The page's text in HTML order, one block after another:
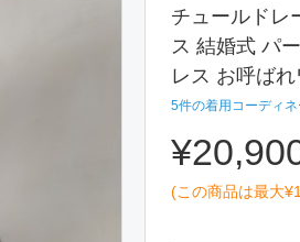
チュールドレ
ス 結婚式 パ
レス お呼ば
5件の着用コーディ
(この商品は最大